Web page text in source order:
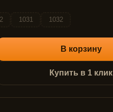
1031 1032
В корзину
Купить в 1 клик